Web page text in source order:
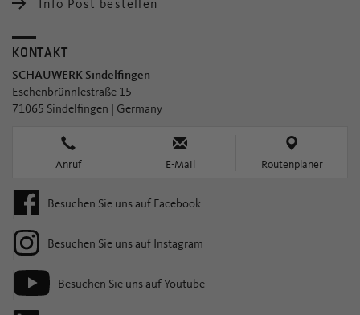
Info Post bestellen
KONTAKT
SCHAUWERK Sindelfingen
Eschenbrünnlestraße 15
71065 Sindelfingen | Germany
Anruf E-Mail Routenplaner
Besuchen Sie uns auf Facebook
Besuchen Sie uns auf Instagram
Besuchen Sie uns auf Youtube